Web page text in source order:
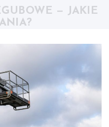
— JAKIE